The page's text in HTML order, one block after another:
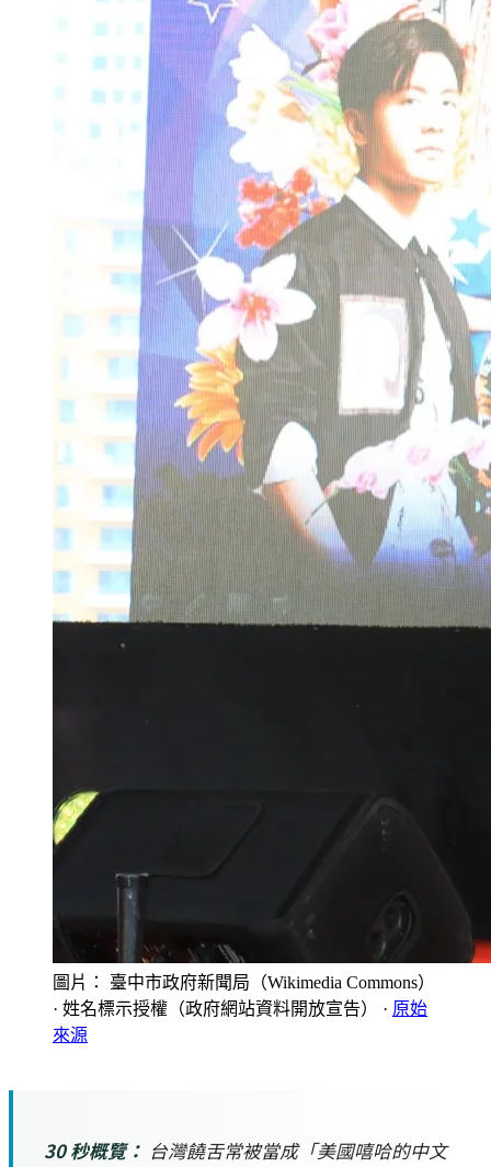
圖片： 臺中市政府新聞局（Wikimedia Commons）
· 姓名標示授權（政府網站資料開放宣告）
· 原始
來源
30 秒概覽： 台灣饒舌常被當成「美國嘻哈的中文